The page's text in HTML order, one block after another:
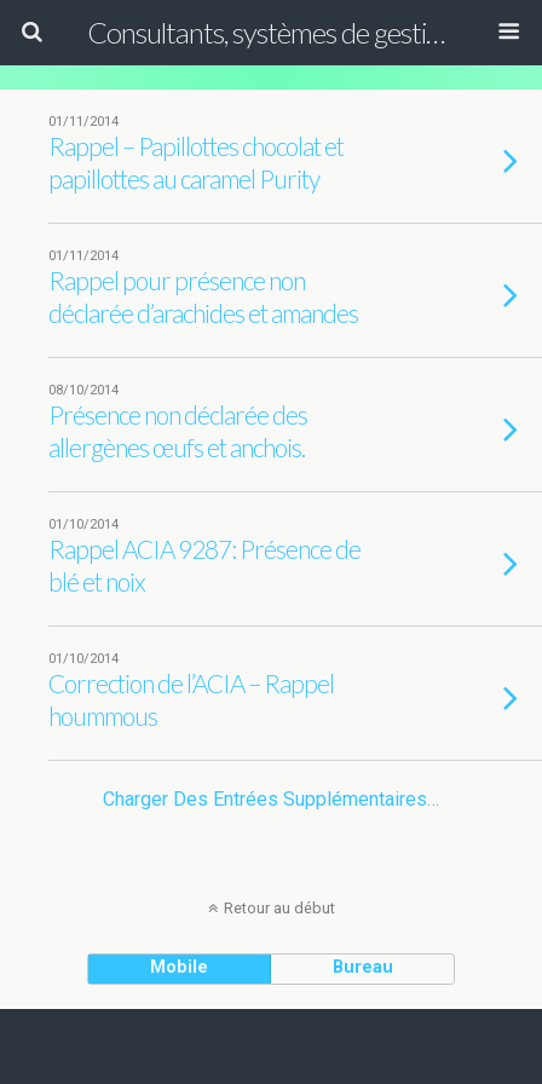
Consultants, systèmes de gestion ISO, HACCP et GFSI
01/11/2014
Rappel – Papillottes chocolat et
papillottes au caramel Purity
01/11/2014
Rappel pour présence non
déclarée d’arachides et amandes
08/10/2014
Présence non déclarée des
allergènes œufs et anchois.
01/10/2014
Rappel ACIA 9287: Présence de
blé et noix
01/10/2014
Correction de l’ACIA – Rappel
hoummous
Charger Des Entrées Supplémentaires…
Retour au début
Mobile Bureau